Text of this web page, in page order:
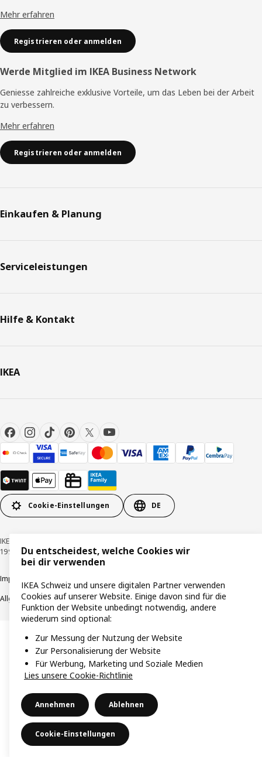
Mehr erfahren
Registrieren oder anmelden
Werde Mitglied im IKEA Business Network
Geniesse zahlreiche exklusive Vorteile, um das Leben bei der Arbeit
zu verbessern.
Mehr erfahren
Registrieren oder anmelden
Einkaufen & Planung
Serviceleistungen
Hilfe & Kontakt
IKEA
Cookie-Einstellungen DE
IKEA Schweiz - Müslistrasse 16, 8957 Spreitenbach © Inter IKEA Systems B.V.
1999-2026
Impressum / Datenschutzerklärung
Allgemeine Geschäftsbedingungen
Du entscheidest, welche Cookies wir
bei dir verwenden
IKEA Schweiz und unsere digitalen Partner verwenden
Cookies auf unserer Website. Einige davon sind für die
Funktion der Website unbedingt notwendig, andere
wiederum sind optional:
Zur Messung der Nutzung der Website
Zur Personalisierung der Website
Für Werbung, Marketing und Soziale Medien
Lies unsere Cookie-Richtlinie
Annehmen Ablehnen
Cookie-Einstellungen